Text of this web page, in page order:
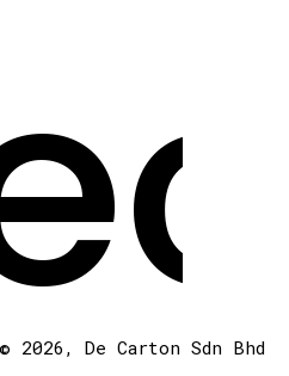
2026, De Carton Sdn Bhd